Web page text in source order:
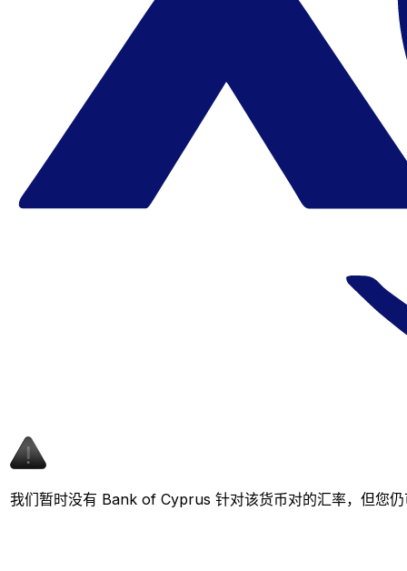
我们暂时没有 Bank of Cyprus 针对该货币对的汇率，但您